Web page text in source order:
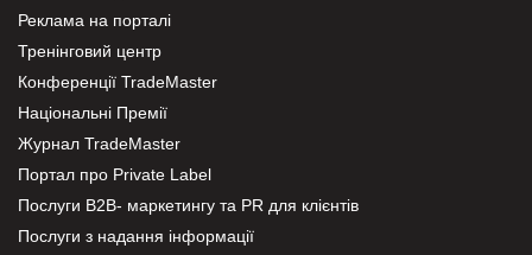
Реклама на порталі
Тренінговий центр
Конференції TradeMaster
Національні Премії
Журнал TradeMaster
Портал про Private Label
Послуги В2В- маркетингу та PR для клієнтів
Послуги з надання інформації